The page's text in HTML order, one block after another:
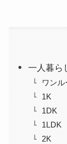
一人暮ら
ワンル
1K
1DK
1LDK
2K